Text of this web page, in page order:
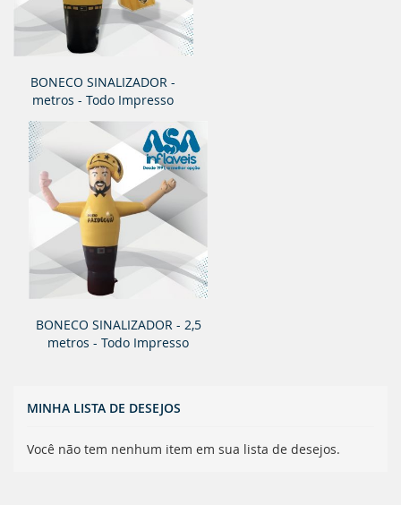
BONECO SINALIZADOR -
metros - Todo Impresso
BONECO SINALIZADOR - 2,5
metros - Todo Impresso
MINHA LISTA DE DESEJOS
Você não tem nenhum item em sua lista de desejos.